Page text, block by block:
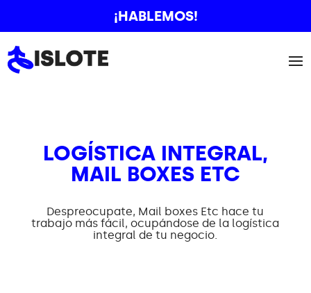
¡HABLEMOS!
LOGÍSTICA INTEGRAL,
MAIL BOXES ETC
Despreocupate, Mail boxes Etc hace tu
trabajo más fácil, ocupándose de la logística
integral de tu negocio.